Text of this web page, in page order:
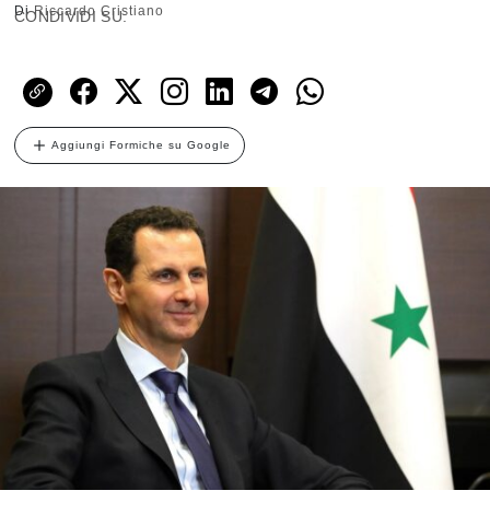
DiRiccardo Cristiano
CONDIVIDI SU:
Aggiungi Formiche su Google